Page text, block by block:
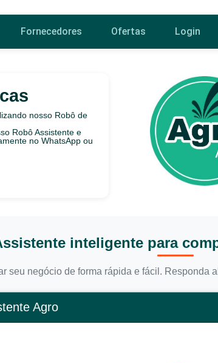
Fornecedores Ofertas Login
nosso Robô de
Robô Assistente e
no WhatsApp ou
inteligente para
seu negócio de forma rápida e fácil.
Agro